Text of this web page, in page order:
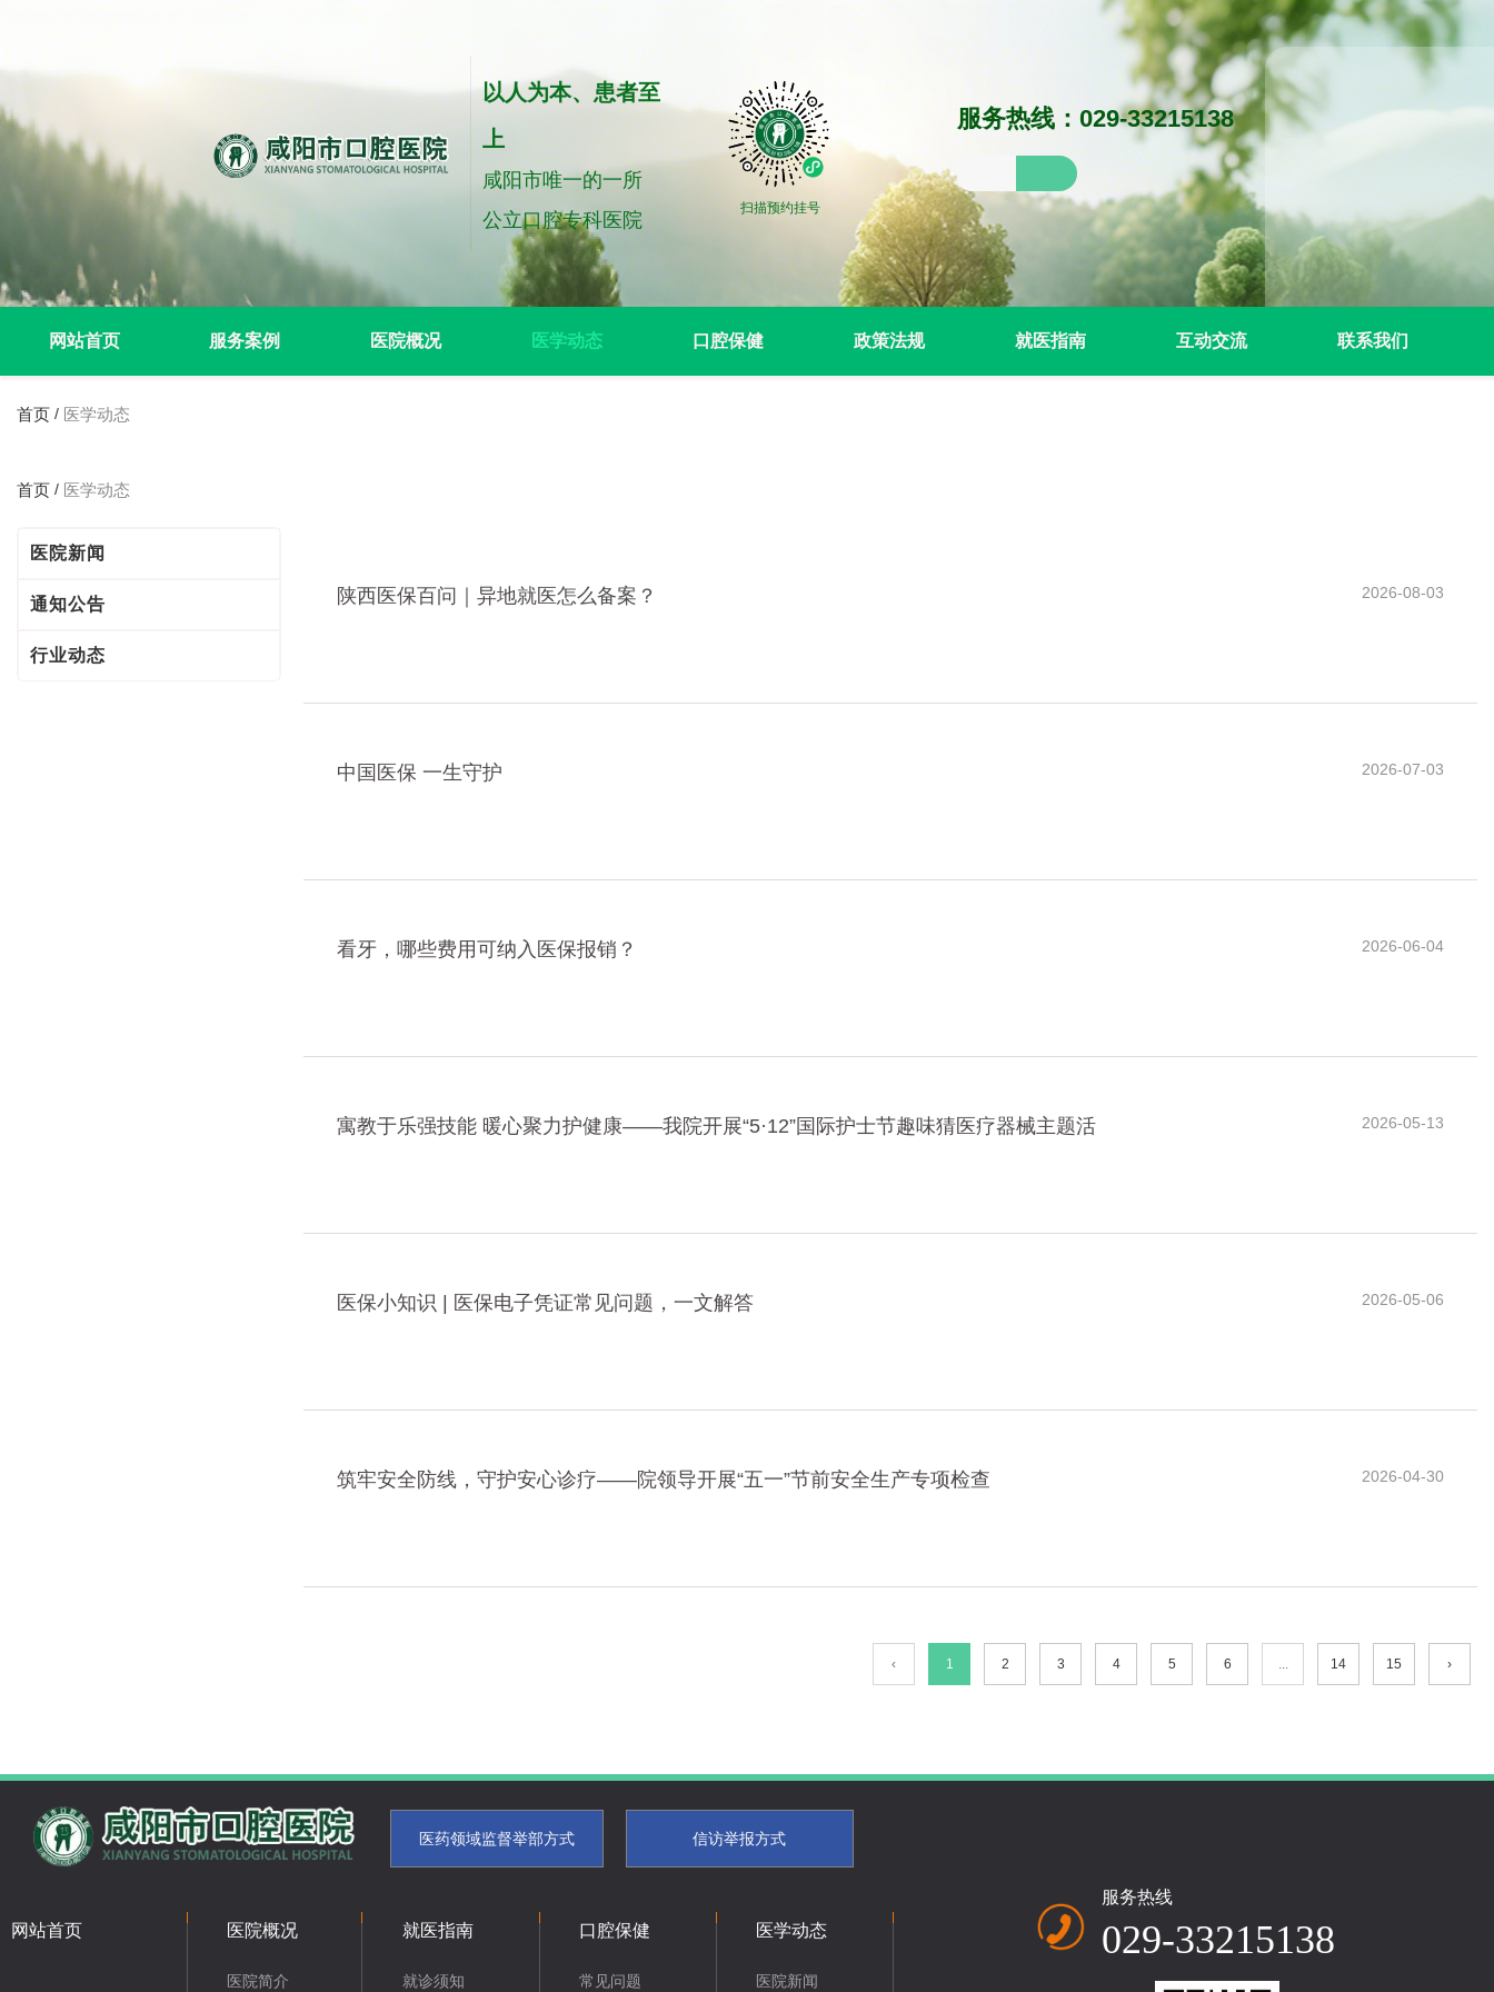
以人为本、患者至
上
咸阳市唯一的一所
公立口腔专科医院
扫描预约挂号
服务热线：029-33215138
网站首页 服务案例 医院概况 医学动态 口腔保健 政策法规 就医指南 互动交流 联系我们
首页 / 医学动态
首页 / 医学动态
医院新闻
通知公告
行业动态
2026-08-03
陕西医保百问｜异地就医怎么备案？
2026-07-03
中国医保 一生守护
2026-06-04
看牙，哪些费用可纳入医保报销？
2026-05-13
寓教于乐强技能 暖心聚力护健康——我院开展“5·12”国际护士节趣味猜医疗器械主题活
2026-05-06
医保小知识 | 医保电子凭证常见问题，一文解答
2026-04-30
筑牢安全防线，守护安心诊疗——院领导开展“五一”节前安全生产专项检查
‹ 1 2 3 4 5 6 14 15 ›
医药领域监督举部方式 信访举报方式
网站首页 医院概况
医院简介
就医指南
就诊须知
口腔保健
常见问题
医学动态
医院新闻
服务热线
029-33215138